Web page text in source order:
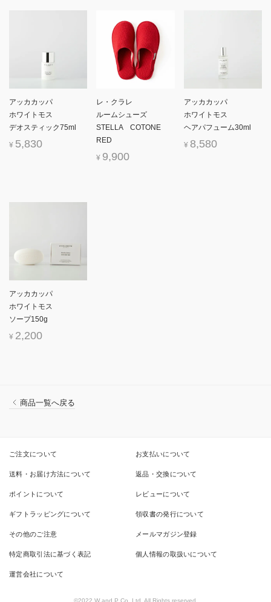
アッカカッパ
ホワイトモス
デオスティック75ml
¥ 5,830
レ・クラレ
ルームシューズ
STELLA COTONE
RED
¥ 9,900
アッカカッパ
ホワイトモス
ヘアパフューム30ml
¥ 8,580
アッカカッパ
ホワイトモス
ソープ150g
¥ 2,200
商品一覧へ戻る
ご注文について お支払いについて
送料・お届け方法について 返品・交換について
ポイントについて レビューについて
ギフトラッピングについて 領収書の発行について
その他のご注意 メールマガジン登録
特定商取引法に基づく表記 個人情報の取扱いについて
運営会社について